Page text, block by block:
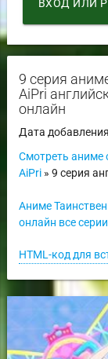
ВХОД ИЛИ
9 серия
AiPri
онлайн
Дата
Смотреть аниме
AiPri» 9 серия
Аниме
онлайн все серии
HTML-код для